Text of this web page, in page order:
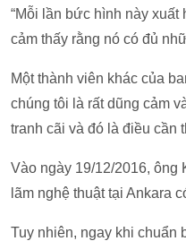
“Mỗi lần bức hình này
cảm thấy rằng nó có đủ
Một thành viên khác của
chúng tôi là rất dũng cảm
tranh cãi và đó là điều cần
Vào ngày 19/12/2016, ông
lãm nghệ thuật tại Ankara
Tuy nhiên, ngay khi chuẩn